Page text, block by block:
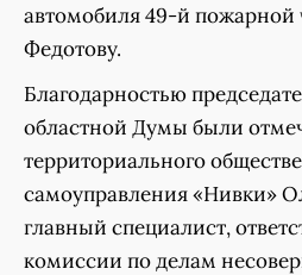
автомобиля 49-й пожарной
Федотову.
Благодарностью
областной Думы были
территориального
самоуправления «Нивки»
главный специалист,
комиссии по делам